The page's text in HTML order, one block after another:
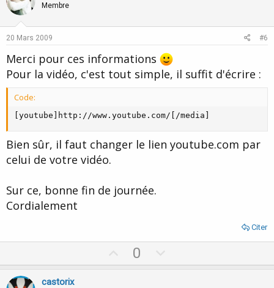
t
e
Membre
20 Mars 2009 #6
Merci pour ces informations
Pour la vidéo, c'est tout simple, il suffit d'écrire :
Code:
[youtube]http://www.youtube.com/[/media]
Bien sûr, il faut changer le lien youtube.com par
celui de votre vidéo.
Sur ce, bonne fin de journée.
Cordialement
Citer
p
0
o
castorix